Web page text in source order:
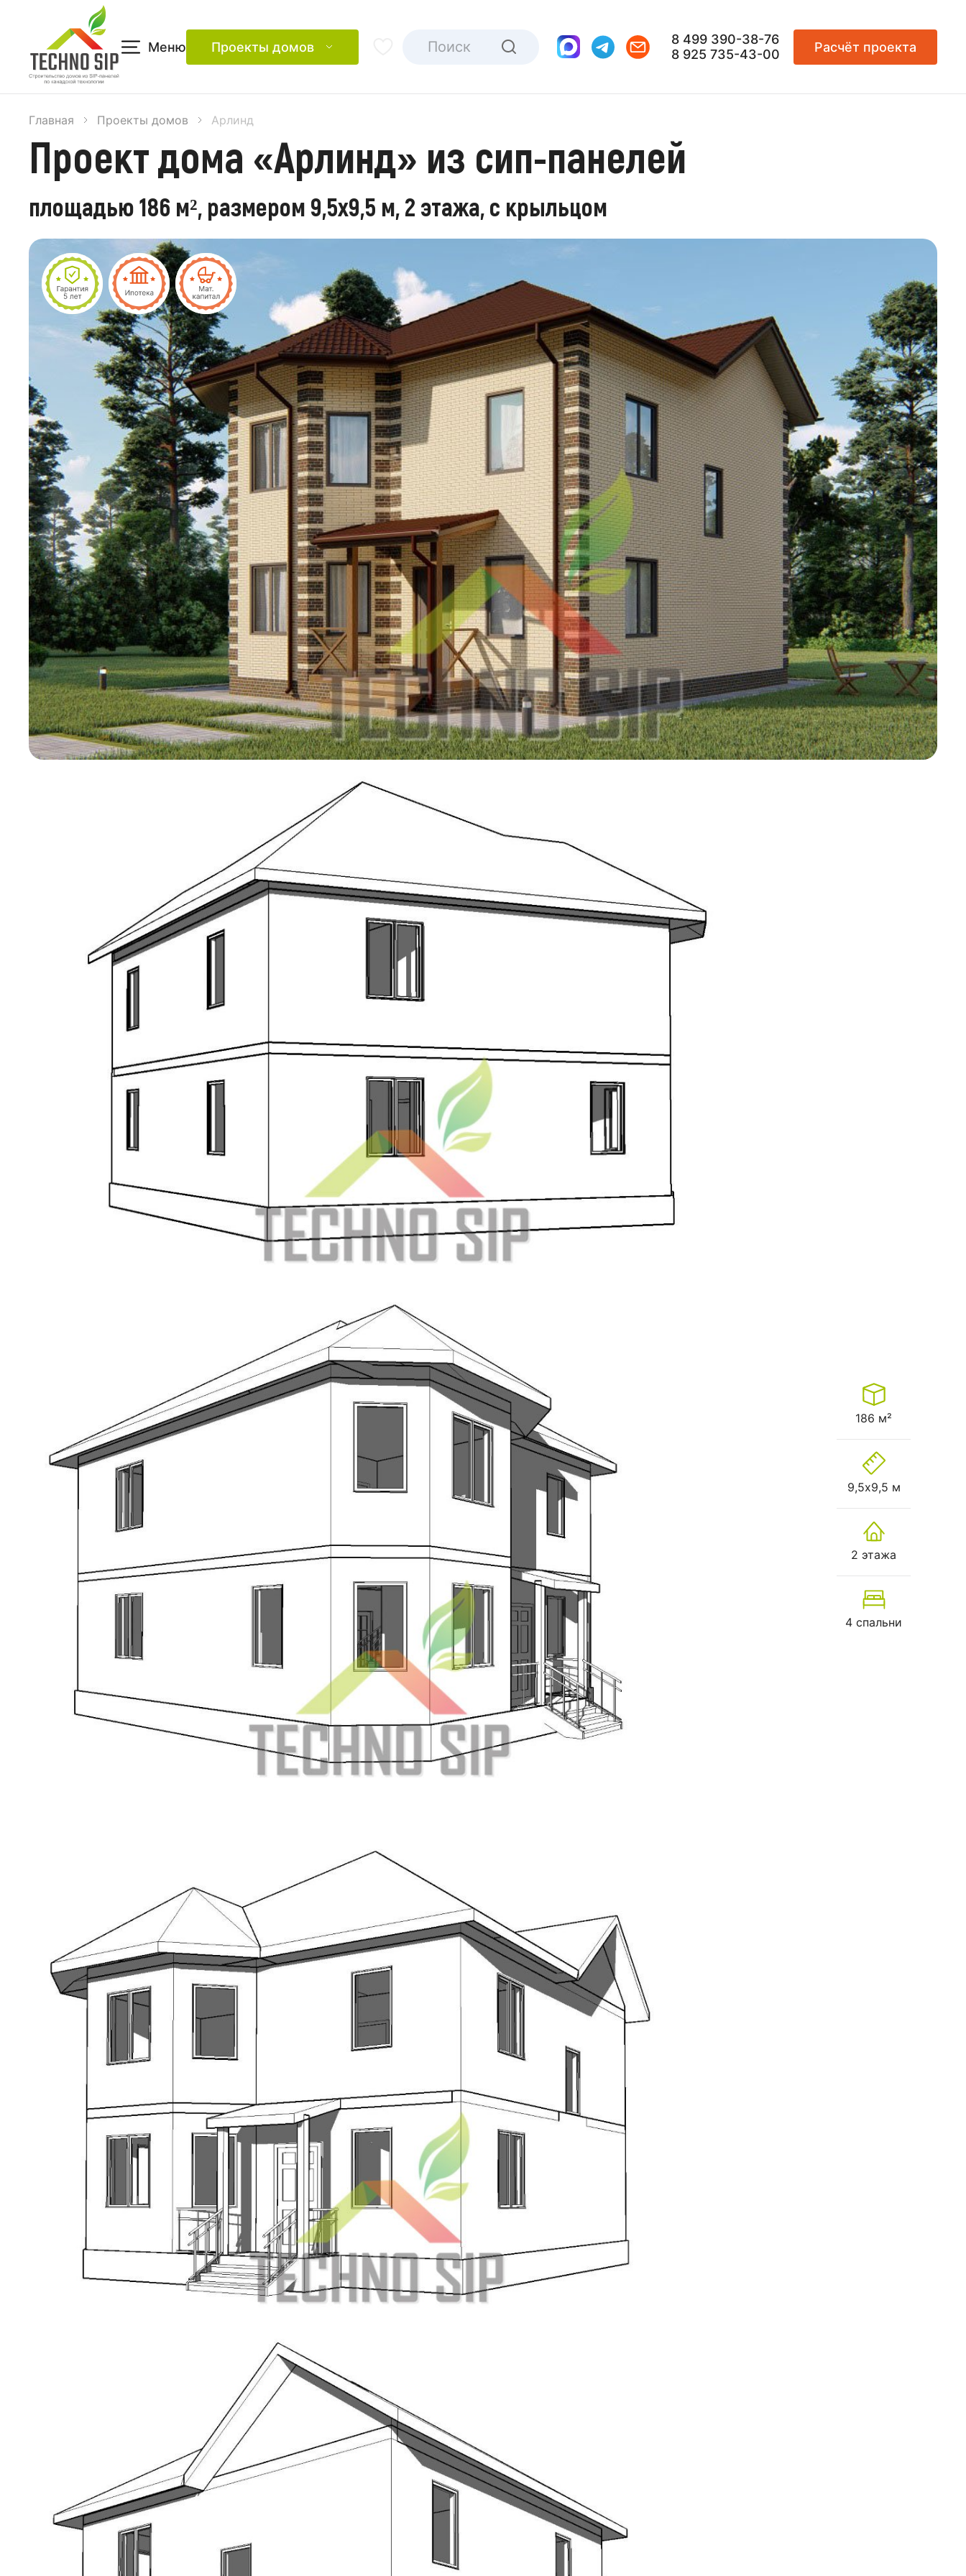
Меню Проекты домов
8 499 390-38-76
8 925 735-43-00
Расчёт проекта
Главная Проекты домов Арлинд
Проект дома «Арлинд» из сип-панелей
площадью 186 м², размером 9,5х9,5 м, 2 этажа, с крыльцом
186 м²
9,5х9,5 м
2 этажа
4 спальни